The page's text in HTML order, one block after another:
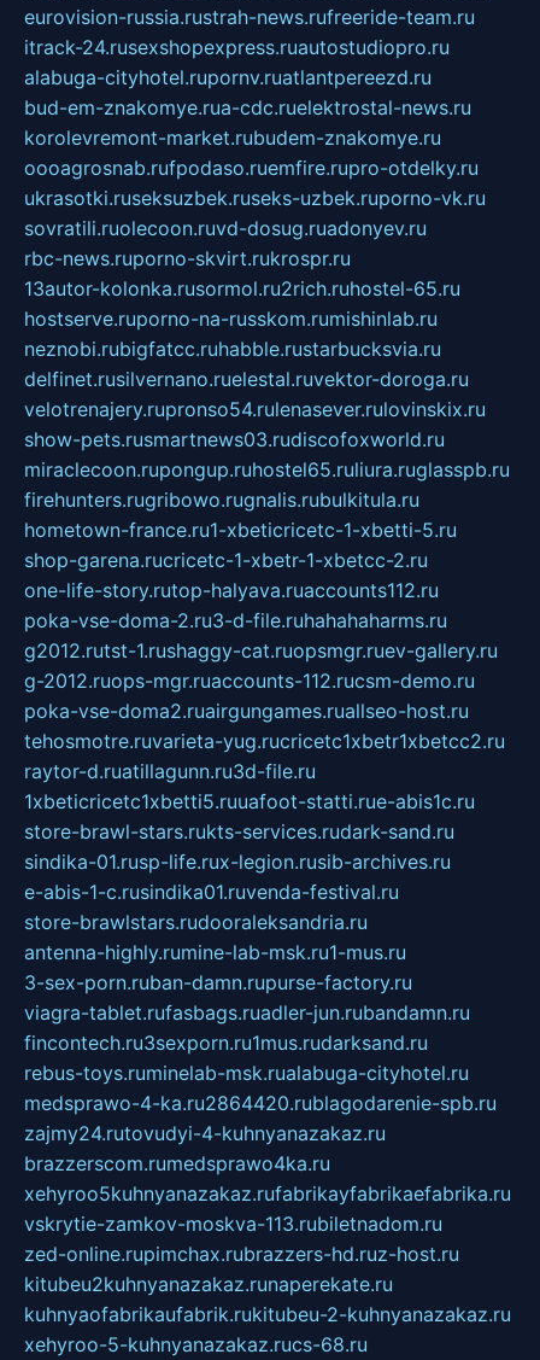
eurovision-russia.rustrah-news.rufreeride-team.ru
itrack-24.rusexshopexpress.ruautostudiopro.ru
alabuga-cityhotel.rupornv.ruatlantpereezd.ru
bud-em-znakomye.rua-cdc.ruelektrostal-news.ru
korolevremont-market.rubudem-znakomye.ru
oooagrosnab.rufpodaso.ruemfire.rupro-otdelky.ru
ukrasotki.ruseksuzbek.ruseks-uzbek.ruporno-vk.ru
sovratili.ruolecoon.ruvd-dosug.ruadonyev.ru
rbc-news.ruporno-skvirt.rukrospr.ru
13autor-kolonka.rusormol.ru2rich.ruhostel-65.ru
hostserve.ruporno-na-russkom.rumishinlab.ru
neznobi.rubigfatcc.ruhabble.rustarbucksvia.ru
delfinet.rusilvernano.ruelestal.ruvektor-doroga.ru
velotrenajery.rupronso54.rulenasever.rulovinskix.ru
show-pets.rusmartnews03.rudiscofoxworld.ru
miraclecoon.rupongup.ruhostel65.ruliura.ruglasspb.ru
firehunters.rugribowo.rugnalis.rubulkitula.ru
hometown-france.ru1-xbeticricetc-1-xbetti-5.ru
shop-garena.rucricetc-1-xbetr-1-xbetcc-2.ru
one-life-story.rutop-halyava.ruaccounts112.ru
poka-vse-doma-2.ru3-d-file.ruhahahaharms.ru
g2012.rutst-1.rushaggy-cat.ruopsmgr.ruev-gallery.ru
g-2012.ruops-mgr.ruaccounts-112.rucsm-demo.ru
poka-vse-doma2.ruairgungames.ruallseo-host.ru
tehosmotre.ruvarieta-yug.rucricetc1xbetr1xbetcc2.ru
raytor-d.ruatillagunn.ru3d-file.ru
1xbeticricetc1xbetti5.ruuafoot-statti.rue-abis1c.ru
store-brawl-stars.rukts-services.rudark-sand.ru
sindika-01.rusp-life.rux-legion.rusib-archives.ru
e-abis-1-c.rusindika01.ruvenda-festival.ru
store-brawlstars.rudooraleksandria.ru
antenna-highly.rumine-lab-msk.ru1-mus.ru
3-sex-porn.ruban-damn.rupurse-factory.ru
viagra-tablet.rufasbags.ruadler-jun.rubandamn.ru
fincontech.ru3sexporn.ru1mus.rudarksand.ru
rebus-toys.ruminelab-msk.rualabuga-cityhotel.ru
medsprawo-4-ka.ru2864420.rublagodarenie-spb.ru
zajmy24.rutovudyi-4-kuhnyanazakaz.ru
brazzerscom.rumedsprawo4ka.ru
xehyroo5kuhnyanazakaz.rufabrikayfabrikaefabrika.ru
vskrytie-zamkov-moskva-113.rubiletnadom.ru
zed-online.rupimchax.rubrazzers-hd.ruz-host.ru
kitubeu2kuhnyanazakaz.runaperekate.ru
kuhnyaofabrikaufabrik.rukitubeu-2-kuhnyanazakaz.ru
xehyroo-5-kuhnyanazakaz.rucs-68.ru